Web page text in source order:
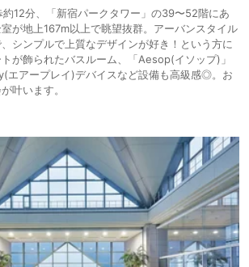
12分、「新宿パークタワー」の39〜52階にあ
が地上167m以上で眺望抜群。アーバンスタイル
シンプルで上質なデザインが好き！という方に
が飾られたバスルーム、「Aesop(イソップ)」
エアープレイ)デバイスなど設備も高級感◎。お
叶います。